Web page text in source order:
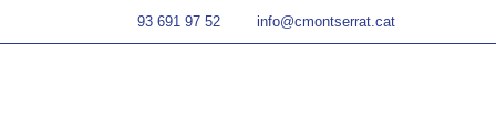
93 691 97 52 info@cmontserrat.cat